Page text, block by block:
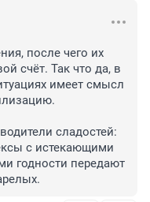
после чего их
счёт. Так что да, в
имеет смысл
сладостей:
с истекающими
годности передают